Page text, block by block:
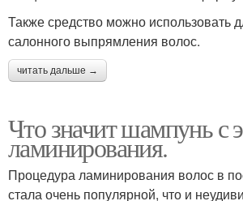
Также средство можно использовать
салонного выпрямления волос.
читать дальше →
Что значит шампунь с
ламинирования.
Процедура ламинирования волос в
стала очень популярной, что и